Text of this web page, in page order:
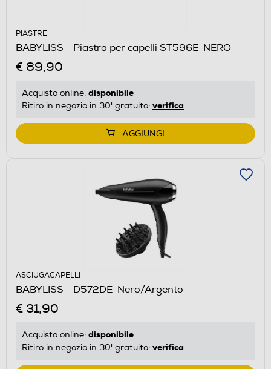
PIASTRE
BABYLISS - Piastra per capelli ST596E-NERO
€ 89,90
Acquisto online: disponibile
Ritiro in negozio in 30' gratuito: verifica
AGGIUNGI
ASCIUGACAPELLI
BABYLISS - D572DE-Nero/Argento
€ 31,90
Acquisto online: disponibile
Ritiro in negozio in 30' gratuito: verifica